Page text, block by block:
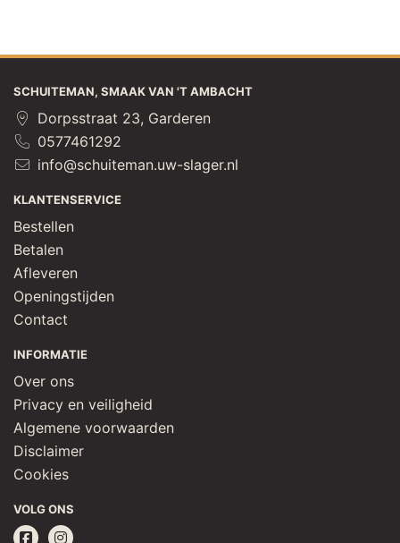
SCHUITEMAN, SMAAK VAN 'T AMBACHT
Dorpsstraat 23, Garderen
0577461292
info@schuiteman.uw-slager.nl
KLANTENSERVICE
Bestellen
Betalen
Afleveren
Openingstijden
Contact
INFORMATIE
Over ons
Privacy en veiligheid
Algemene voorwaarden
Disclaimer
Cookies
VOLG ONS